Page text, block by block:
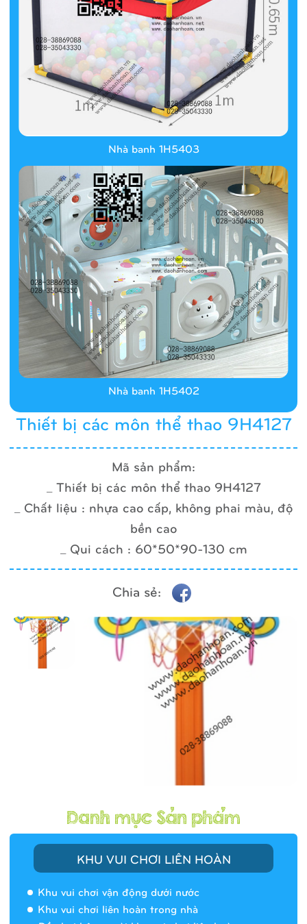
KHU VUI CHƠI LIÊN HOÀN
Khu vui chơi vận động dưới nước
Khu vui chơi liên hoàn trong nhà
Thiết bị các môn thể thao 9H4127
Mã sản phẩm:
_ Thiết bị các môn thể thao 9H4127
_ Chất liệu : nhựa cao cấp, không phai màu, độ
bền cao
_ Qui cách : 60*50*90-130 cm
Chia sẻ:
Nhà banh 1H5403
Nhà banh 1H5402